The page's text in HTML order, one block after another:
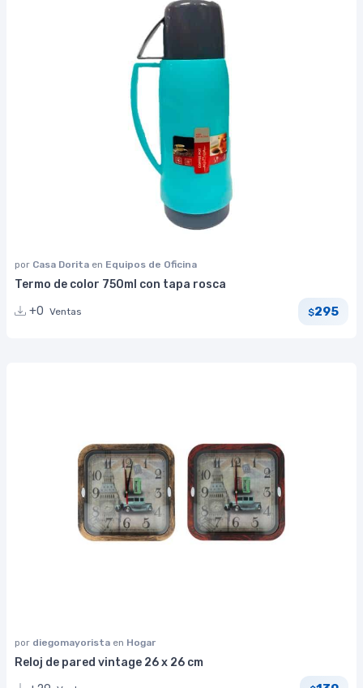
por Casa Dorita en Equipos de Oficina
Termo de color 750ml con tapa rosca
+0 Ventas $295
por diegomayorista en Hogar
Reloj de pared vintage 26 x 26 cm